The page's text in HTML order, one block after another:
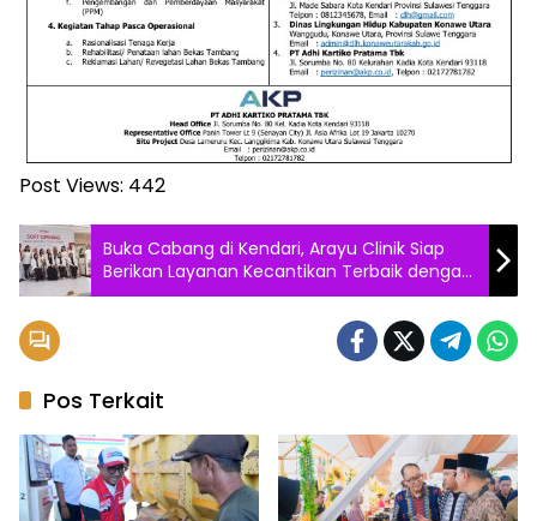
Post Views: 442
Buka Cabang di Kendari, Arayu Clinik Siap
Berikan Layanan Kecantikan Terbaik dengan
Penggunaan Alat Modern
Pos Terkait